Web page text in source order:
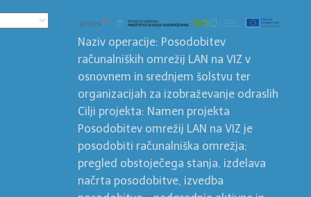
Naziv operacije: Posodobitev
računalniških omrežij LAN na VIZ v
osnovnem in srednjem šolstvu ter
organizacijah za izobraževanje odraslih
Cilji projekta: Namen projekta
Posodobitev omrežij LAN na VIZ je
posodobiti računalniška omrežja;
pregled obstoječega stanja, izdelava
načrta posodobitve, izvedba